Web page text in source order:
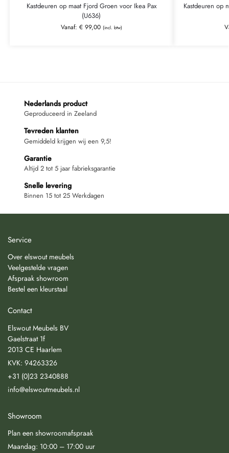
Kastdeuren op maat Fjord Groen voor Ikea Pax
(U636)
Vanaf: €99,00 (incl. btw)
Kastdeuren op
Nederlands product
Geproduceerd in Zeeland
Tevreden klanten
Gemiddeld krijgen wij een 9,5!
Garantie
Altijd 2 tot 5 jaar fabrieksgarantie
Snelle levering
Binnen 15 tot 25 Werkdagen
Service
Over elswout meubels
Veelgestelde vragen
Afspraak showroom
Bestel een kleurstaal
Contact
Elswout Meubels BV
Gaelstraat 1f
2013 CE Haarlem
KVK: 94263326
+31 (0)23 2340888
info@elswoutmeubels.nl
Showroom
Plan een showroomafspraak
Maandag: 10:00 – 17:00 uur